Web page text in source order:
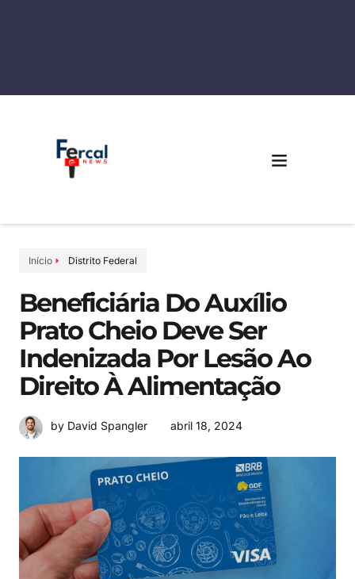
Início Distrito Federal
Beneficiária Do Auxílio
Prato Cheio Deve Ser
Indenizada Por Lesão Ao
Direito À Alimentação
by David Spangler abril 18, 2024